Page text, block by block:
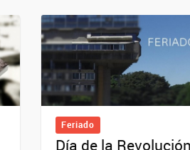
Feriado
Día de la